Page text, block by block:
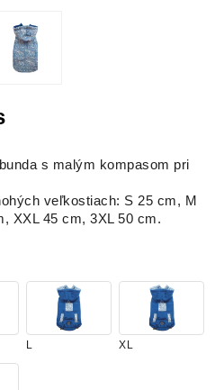
s malým kompasom pri
veľkostiach: S 25 cm, M
XXL 45 cm, 3XL 50 cm.
L XL